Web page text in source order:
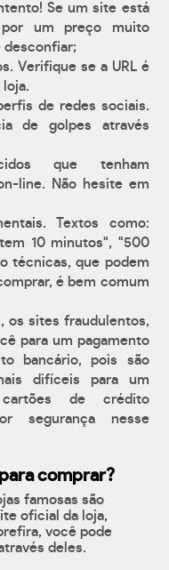
Se um site está
por um preço muito
desconfiar;
Verifique se a URL é
de redes sociais.
de golpes através
que tenham
line. Não hesite em
Textos como:
10 minutos", "500
técnicas, que podem
é bem comum
os sites fraudulentos,
para um pagamento
bancário, pois são
difíceis para um
de crédito
segurança nesse
comprar?
famosas são
oficial da loja,
você pode
deles.